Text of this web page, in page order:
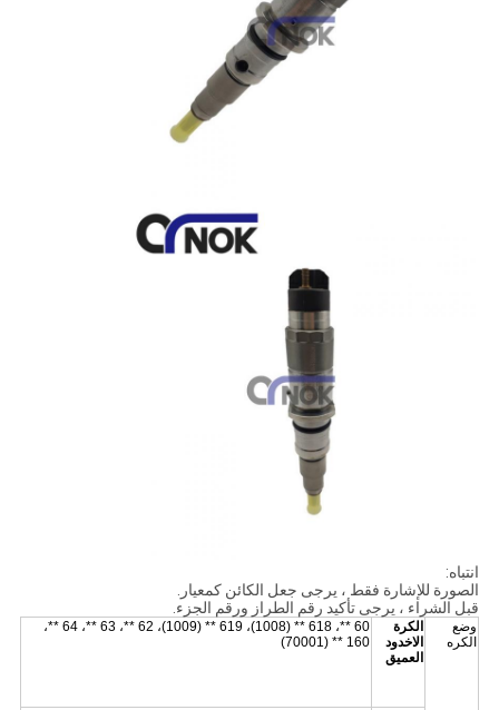
انتباه:
الصورة للإشارة فقط ، يرجى جعل الكائن كمعيار.
قبل الشراء ، يرجى تأكيد رقم الطراز ورقم الجزء.
وضع
الكره
الكرة
الاخدود
العميق
60 **، 618 ** (1008)، 619 ** (1009)، 62 **، 63 **، 64 **،
160 ** (70001)